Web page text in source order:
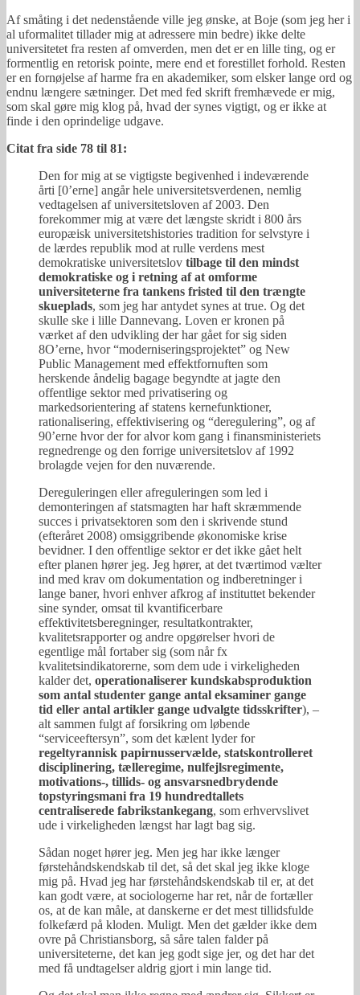
Af småting i det nedenstående ville jeg ønske, at Boje (som jeg her i
al uformalitet tillader mig at adressere min bedre) ikke delte
universitetet fra resten af omverden, men det er en lille ting, og er
formentlig en retorisk pointe, mere end et forestillet forhold. Resten
er en fornøjelse af harme fra en akademiker, som elsker lange ord og
endnu længere sætninger. Det med fed skrift fremhævede er mig,
som skal gøre mig klog på, hvad der synes vigtigt, og er ikke at
finde i den oprindelige udgave.
Citat fra side 78 til 81:
Den for mig at se vigtigste begivenhed i indeværende
årti [0’erne] angår hele universitetsverdenen, nemlig
vedtagelsen af universitetsloven af 2003. Den
forekommer mig at være det længste skridt i 800 års
europæisk universitetshistories tradition for selvstyre i
de lærdes republik mod at rulle verdens mest
demokratiske universitetslov tilbage til den mindst
demokratiske og i retning af at omforme
universiteterne fra tankens fristed til den trængte
skueplads, som jeg har antydet synes at true. Og det
skulle ske i lille Dannevang. Loven er kronen på
værket af den udvikling der har gået for sig siden
8O’erne, hvor “moderniseringsprojektet” og New
Public Management med effektfornuften som
herskende åndelig bagage begyndte at jagte den
offentlige sektor med privatisering og
markedsorientering af statens kernefunktioner,
rationalisering, effektivisering og “deregulering”, og af
90’erne hvor der for alvor kom gang i finansministeriets
regnedrenge og den forrige universitetslov af 1992
brolagde vejen for den nuværende.
Dereguleringen eller afreguleringen som led i
demonteringen af statsmagten har haft skræmmende
succes i privatsektoren som den i skrivende stund
(efteråret 2008) omsiggribende økonomiske krise
bevidner. I den offentlige sektor er det ikke gået helt
efter planen hører jeg. Jeg hører, at det tværtimod vælter
ind med krav om dokumentation og indberetninger i
lange baner, hvori enhver afkrog af instituttet bekender
sine synder, omsat til kvantificerbare
effektivitetsberegninger, resultatkontrakter,
kvalitetsrapporter og andre opgørelser hvori de
egentlige mål fortaber sig (som når fx
kvalitetsindikatorerne, som dem ude i virkeligheden
kalder det, operationaliserer kundskabsproduktion
som antal studenter gange antal eksaminer gange
tid eller antal artikler gange udvalgte tidsskrifter), –
alt sammen fulgt af forsikring om løbende
“serviceeftersyn”, som det kælent lyder for
regeltyrannisk papirnusservælde, statskontrolleret
disciplinering, tælleregime, nulfejlsregimente,
motivations-, tillids- og ansvarsnedbrydende
topstyringsmani fra 19 hundredtallets
centraliserede fabrikstankegang, som erhvervslivet
ude i virkeligheden længst har lagt bag sig.
Sådan noget hører jeg. Men jeg har ikke længer
førstehåndskendskab til det, så det skal jeg ikke kloge
mig på. Hvad jeg har førstehåndskendskab til er, at det
kan godt være, at sociologerne har ret, når de fortæller
os, at de kan måle, at danskerne er det mest tillidsfulde
folkefærd på kloden. Muligt. Men det gælder ikke dem
ovre på Christiansborg, så såre talen falder på
universiteterne, det kan jeg godt sige jer, og det har det
med få undtagelser aldrig gjort i min lange tid.